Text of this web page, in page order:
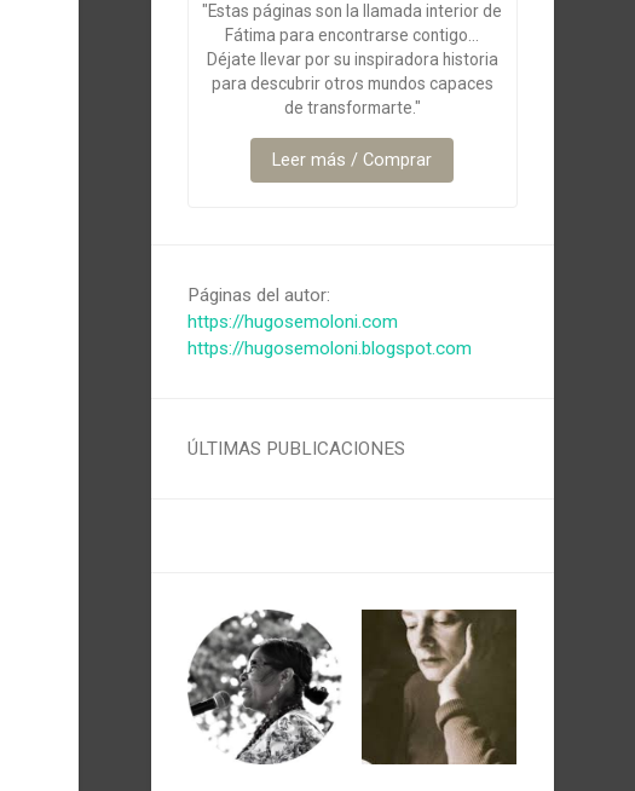
"Estas páginas son la llamada interior de
Fátima para encontrarse contigo...
Déjate llevar por su inspiradora historia
para descubrir otros mundos capaces
de transformarte."
Leer más / Comprar
Páginas del autor:
https://hugosemoloni.com
https://hugosemoloni.blogspot.com
ÚLTIMAS PUBLICACIONES